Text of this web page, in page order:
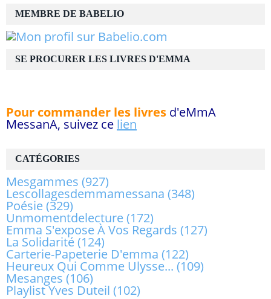
CATÉGORIES
Mesgammes (927)
Lescollagesdemmamessana (348)
Poésie(329)
Unmomentdelecture(172)
Emma S'expose À Vos Regards (127)
La Solidarité(124)
Carterie-Papeterie D'emma (122)
Heureux Qui Comme Ulysse... (109)
Mesanges (106)
Playlist Yves Duteil (102)
MEMBRE DE BABELIO
SE PROCURER LES LIVRES D'EMMA
Pour commander les livres d'eMmA
MessanA, suivez ce lien